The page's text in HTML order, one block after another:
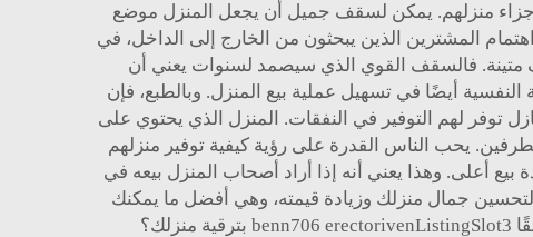
أجزاء منزلهم. يمكن لسقف جميل أن يجعل المنزل موضع
المشترين الذين يبحثون من الخارج إلى الداخل، في
متينة. فالسقف القوي الذي سيصمد لسنوات يعني أن
أيضًا في تسهيل عملية بيع المنزل. وبالطبع، فإن
توفر لهم التوفير في النفقات. المنزل الذي يحتوي على
يحب الناس القدرة على رؤية كيفية توفير منزلهم
أعلى. وهذا يعني أنه إذا أراد أصحاب المنزل بيعه في
لتحسين جمال منزلك وزيادة قيمته، وهي أفضل ما يمكنك